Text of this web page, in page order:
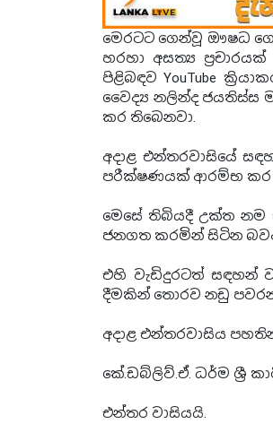
මෙරටට ගෙන්වූ ඖෂධ
හරහා අසත්‍ය
පිළිබඳව YouTube
වෛද්‍ය නලින්ද ජයතිස්ස
කර තිබෙනවා.
අදාළ එන්තරවාසියේ
පරීක්ෂණයක් ආරම්භ කර
මෙසේ තිබියදී උක්ත නම
ජනගත කරමින් සිටින බවද
එහි වැඩිදුරටත් සඳහන්
දීමකින් තොරව නඩු
අදාළ එන්තරවාසිය
කේ.ඩබ්ලිව්.ඒ. ධර්ම ශ්‍රී
එන්තර වාසියයි.